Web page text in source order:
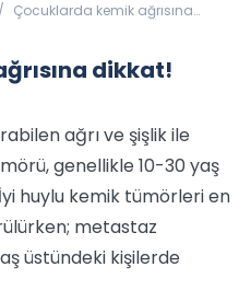
/ Çocuklarda kemik ağrısına
dikkat!
ağrı ve şişlik ile
genellikle 10-30 yaş
huylu kemik tümörleri en
metastaz
üstündeki kişilerde